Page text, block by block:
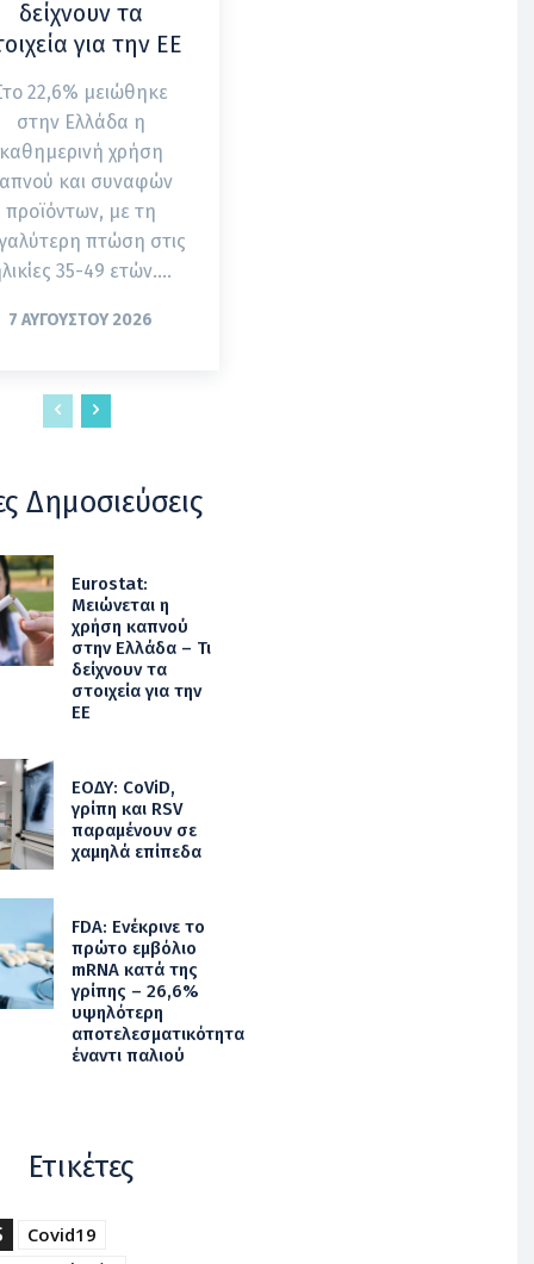
δείχνουν τα
για την ΕΕ
22,6% μειώθηκε
στην Ελλάδα η
καθημερινή χρήση
και συναφών
προϊόντων, με τη
πτώση στις
35-49 ετών....
7 ΑΥΓΟΎΣΤΟΥ 2026
Δημοσιεύσεις
Eurostat:
Μειώνεται η
χρήση καπνού
στην Ελλάδα – Τι
δείχνουν τα
στοιχεία για την
ΕΕ
ΕΟΔΥ: CoViD,
γρίπη και RSV
παραμένουν σε
χαμηλά επίπεδα
FDA: Ενέκρινε το
πρώτο εμβόλιο
mRNA κατά της
γρίπης – 26,6%
υψηλότερη
αποτελεσματικότητα
έναντι παλιού
Ετικέτες
Covid19